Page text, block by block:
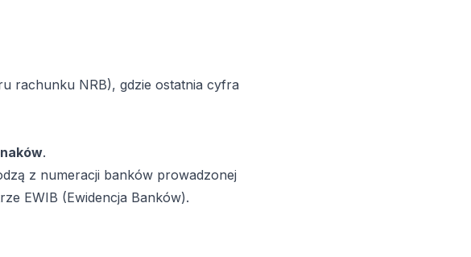
rachunku NRB), gdzie ostatnia cyfra
.
z numeracji banków prowadzonej
EWIB (Ewidencja Banków).